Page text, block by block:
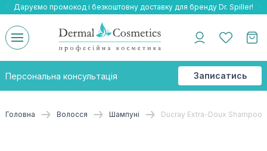
Даруємо безкоштовну доставку та подарнки до бренду Braderm!
-25% на весь бренд HOLY LAND!
Даруємо промокод і безкоштовну доставку для бренду Dr. Spiller!
Персональна консультація
Записатись
на
Головна Волосся Шампуні Ducray Extra-Doux